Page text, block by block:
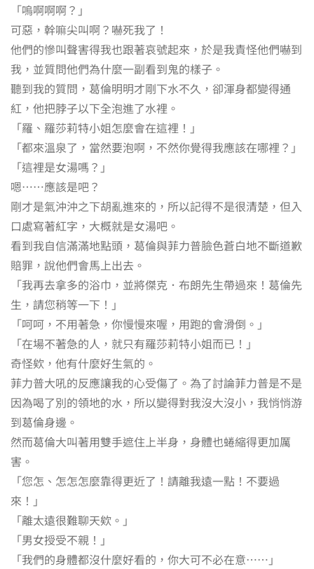
「嗚啊啊啊？」
可惡，幹嘛尖叫啊？嚇死我了！
他們的慘叫聲害得我也跟著哀號起來，於是我責怪他們嚇到
我，並質問他們為什麼一副看到鬼的樣子。
聽到我的質問，葛倫明明才剛下水不久，卻渾身都變得通
紅，他把脖子以下全泡進了水裡。
「羅、羅莎莉特小姐怎麼會在這裡！」
「都來溫泉了，當然要泡啊，不然你覺得我應該在哪裡？」
「這裡是女湯嗎？」
嗯……應該是吧？
剛才是氣沖沖之下胡亂進來的，所以記得不是很清楚，但入
口處寫著紅字，大概就是女湯吧。
看到我自信滿滿地點頭，葛倫與菲力普臉色蒼白地不斷道歉
賠罪，說他們會馬上出去。
「我再去拿多的浴巾，並將傑克．布朗先生帶過來！葛倫先
生，請您稍等一下！」
「呵呵，不用著急，你慢慢來喔，用跑的會滑倒。」
「在場不著急的人，就只有羅莎莉特小姐而已！」
奇怪欸，他有什麼好生氣的。
菲力普大吼的反應讓我的心受傷了。為了討論菲力普是不是
因為喝了別的領地的水，所以變得對我沒大沒小，我悄悄游
到葛倫身邊。
然而葛倫大叫著用雙手遮住上半身，身體也蜷縮得更加厲
害。
「您怎、怎怎怎麼靠得更近了！請離我遠一點！不要過
來！」
「離太遠很難聊天欸。」
「男女授受不親！」
「我們的身體都沒什麼好看的，你大可不必在意……」